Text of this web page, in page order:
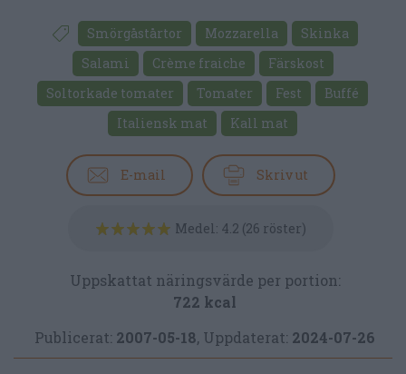
Smörgåstårtor Mozzarella
Skinka
Salami
Crème fraiche
Färskost
Soltorkade tomater
Tomater Fest
Buffé
Italiensk mat
Kall mat
E-mail Skriv ut
Medel: 4.2 (26 röster)
Uppskattat näringsvärde per portion:
722 kcal
Publicerat: 2007-05-18, Uppdaterat: 2024-07-26